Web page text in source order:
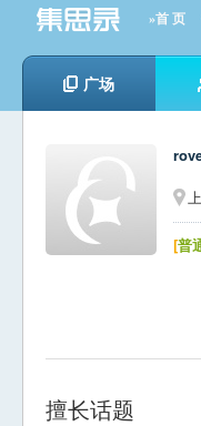
»首 页
广场
[普
擅长话题